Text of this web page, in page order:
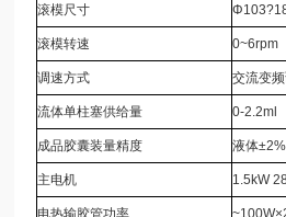
滚模尺寸
滚模转速 0~6rpm
调速方式 交流变
流体单柱塞供给量 0-2.2ml
成品胶囊装量精度 液体
主电机 1.5kW
电热输胶管功率